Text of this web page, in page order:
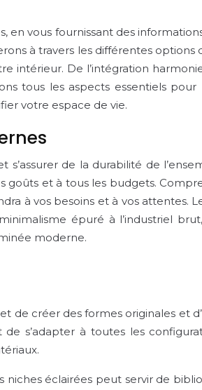
vous fournissant des
à travers les différentes options
intérieur. De l’intégration
tous les aspects essentiels
votre espace de vie.
de la durabilité de
et à tous les budgets.
à vos besoins et à vos attentes.
épuré à l’industriel
moderne.
de créer des formes originales et
s’adapter à toutes les
niches éclairées peut servir de